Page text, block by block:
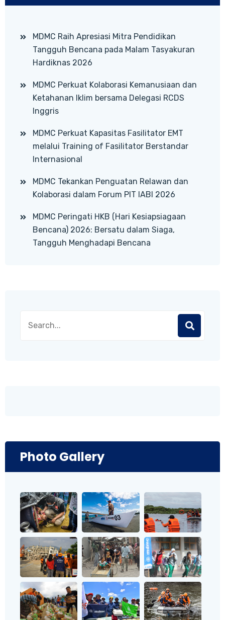
MDMC Raih Apresiasi Mitra Pendidikan
Tangguh Bencana pada Malam Tasyakuran
Hardiknas 2026
MDMC Perkuat Kolaborasi Kemanusiaan dan
Ketahanan Iklim bersama Delegasi RCDS
Inggris
MDMC Perkuat Kapasitas Fasilitator EMT
melalui Training of Fasilitator Berstandar
Internasional
MDMC Tekankan Penguatan Relawan dan
Kolaborasi dalam Forum PIT IABI 2026
MDMC Peringati HKB (Hari Kesiapsiagaan
Bencana) 2026: Bersatu dalam Siaga,
Tangguh Menghadapi Bencana
Photo Gallery